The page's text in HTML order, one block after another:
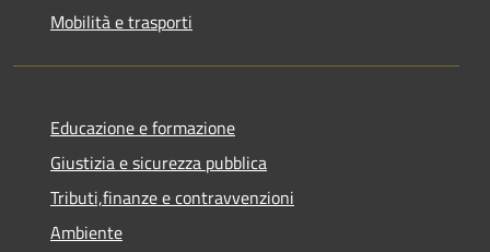
Mobilità e trasporti
Educazione e formazione
Giustizia e sicurezza pubblica
Tributi,finanze e contravvenzioni
Ambiente